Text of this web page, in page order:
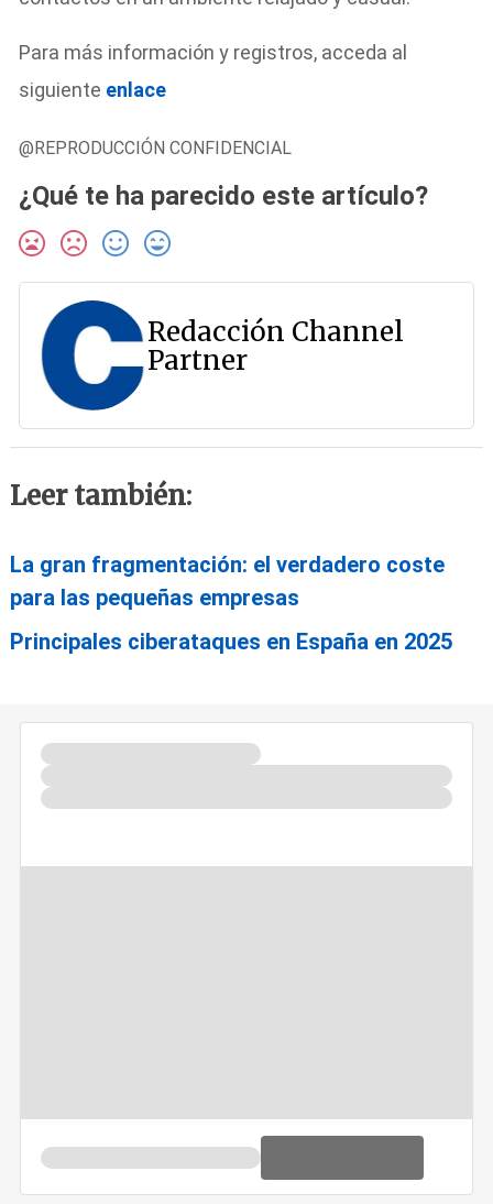
Para más información y registros, acceda al
siguiente enlace
@REPRODUCCIÓN CONFIDENCIAL
¿Qué te ha parecido este artículo?
Redacción Channel
Partner
Leer también:
La gran fragmentación: el verdadero coste
para las pequeñas empresas
Principales ciberataques en España en 2025